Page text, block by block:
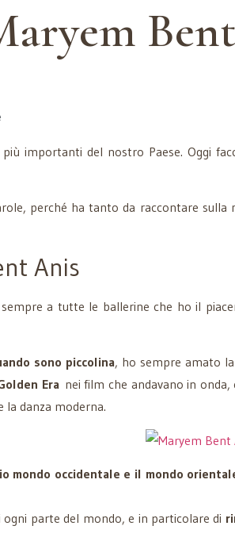
importanti del nostro Paese. Oggi
perché ha tanto da raccontare sulla
Anis
a tutte le ballerine che ho il
sono piccolina, ho sempre amato
Era nei film che andavano in
la danza moderna.
mondo occidentale e il mondo
parte del mondo, e in particolare di